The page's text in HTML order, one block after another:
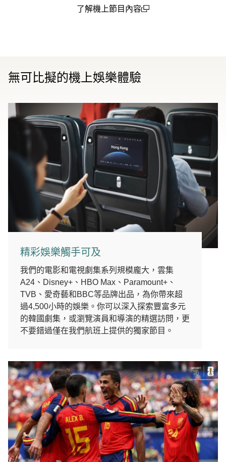
了解機上節目內容
無可比擬的機上娛樂體驗
精彩娛樂觸手可及
我們的電影和電視劇集系列規模龐大，雲集
A24、Disney+、HBO Max、Paramount+、
TVB、愛奇藝和BBC等品牌出品，為你帶來超
過4,500小時的娛樂。你可以深入探索豐富多元
的韓國劇集，或瀏覽演員和導演的精選訪問，更
不要錯過僅在我們航班上提供的獨家節目。